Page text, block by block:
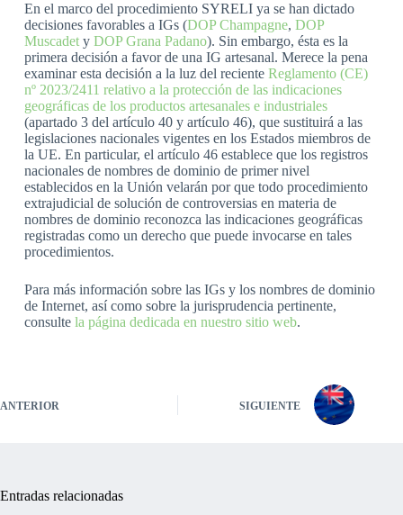
En el marco del procedimiento SYRELI ya se han dictado
decisiones favorables a IGs (DOP Champagne, DOP
Muscadety DOP Grana Padano). Sin embargo, ésta es la
primera decisión a favor de una IG artesanal. Merece la pena
examinar esta decisión a la luz del reciente Reglamento (CE)
nº 2023/2411 relativo a la protección de las indicaciones
geográficas de los productos artesanales e industriales
(apartado 3 del artículo 40 y artículo 46), que sustituirá a las
legislaciones nacionales vigentes en los Estados miembros de
la UE. En particular, el artículo 46 establece que los registros
nacionales de nombres de dominio de primer nivel
establecidos en la Unión velarán por que todo procedimiento
extrajudicial de solución de controversias en materia de
nombres de dominio reconozca las indicaciones geográficas
registradas como un derecho que puede invocarse en tales
procedimientos.
Para más información sobre las IGs y los nombres de dominio
de Internet, así como sobre la jurisprudencia pertinente,
consulte la página dedicada en nuestro sitio web.
ANTERIOR SIGUIENTE
Entradas relacionadas